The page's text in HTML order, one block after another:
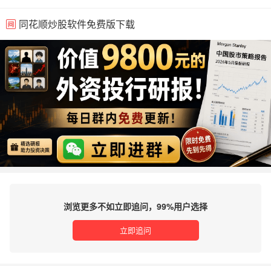
同花顺炒股软件免费版下载
浏览更多不如立即追问，99%用户选择
立即追问